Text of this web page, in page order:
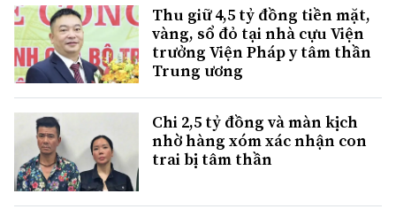
Thu giữ 4,5 tỷ đồng tiền mặt,
vàng, sổ đỏ tại nhà cựu Viện
trưởng Viện Pháp y tâm thần
Trung ương
Chi 2,5 tỷ đồng và màn kịch
nhờ hàng xóm xác nhận con
trai bị tâm thần